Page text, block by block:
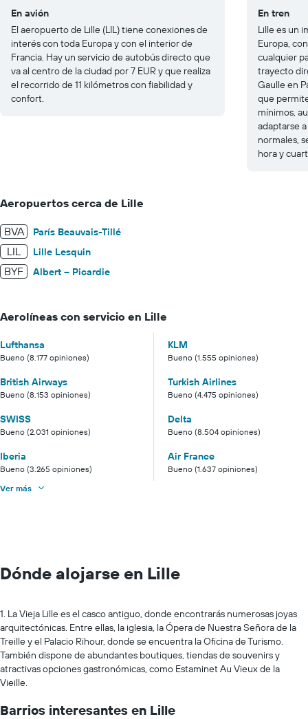
En avión
El aeropuerto de Lille (LIL) tiene conexiones de
interés con toda Europa y con el interior de
Francia. Hay un servicio de autobús directo que
va al centro de la ciudad por 7 EUR y que realiza
el recorrido de 11 kilómetros con fiabilidad y
confort.
En tren
Lille es un
Europa,
cualquier
trayecto
Gaulle en
que
mínimos,
adaptarse
normales,
hora y
Aeropuertos cerca de Lille
BVA París Beauvais-Tillé
LIL Lille Lesquin
BYF Albert – Picardie
Aerolíneas con servicio en Lille
Lufthansa
Bueno (8.177 opiniones)
KLM
Bueno (1.555 opiniones)
British Airways
Bueno (8.153 opiniones)
Turkish Airlines
Bueno (4.475 opiniones)
SWISS
Bueno (2.031 opiniones)
Delta
Bueno (8.504 opiniones)
Iberia
Bueno (3.265 opiniones)
Air France
Bueno (1.637 opiniones)
Ver más
Dónde alojarse en Lille
1. La Vieja Lille es el casco antiguo, donde encontrarás numerosas joyas
arquitectónicas. Entre ellas, la iglesia, la Ópera de Nuestra Señora de la
Treille y el Palacio Rihour, donde se encuentra la Oficina de Turismo.
También dispone de abundantes boutiques, tiendas de souvenirs y
atractivas opciones gastronómicas, como Estaminet Au Vieux de la
Vieille.
Barrios interesantes en Lille